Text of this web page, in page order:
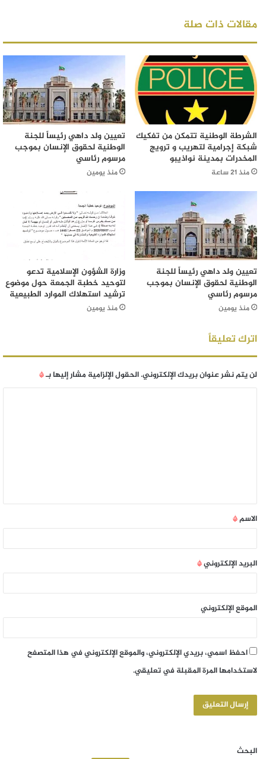
مقالات ذات صلة
الشرطة الوطنية تتمكن من تفكيك
شبكة إجرامية لتهريب و ترويج
المخدرات بمدينة نواذيبو
منذ 21 ساعة
تعيين ولد داهي رئيساً للجنة
الوطنية لحقوق الإنسان بموجب
مرسوم رئاسي
منذ يومين
تعيين ولد داهي رئيساً للجنة
الوطنية لحقوق الإنسان بموجب
مرسوم رئاسي
منذ يومين
وزارة الشؤون الإسلامية تدعو
لتوحيد خطبة الجمعة حول موضوع
ترشيد استهلاك الموارد الطبيعية
منذ يومين
اترك تعليقاً
لن يتم نشر عنوان بريدك الإلكتروني.الحقول الإلزامية مشار إليها بـ*
الاسم*
البريد الإلكتروني*
الموقع الإلكتروني
احفظ اسمي، بريدي الإلكتروني، والموقع الإلكتروني في هذا المتصفح
لاستخدامها المرة المقبلة في تعليقي.
البحث